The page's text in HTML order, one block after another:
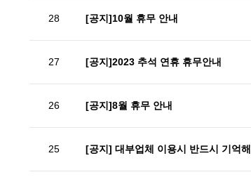
28 [공지]10월 휴무 안내
27 [공지]2023 추석 연휴 휴무안내
26 [공지]8월 휴무 안내
25 [공지] 대부업체 이용시 반드시 기억